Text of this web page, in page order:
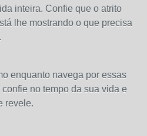
inteira. Confie que o atrito
lhe mostrando o que precisa
enquanto navega por essas
no tempo da sua vida e
revele.